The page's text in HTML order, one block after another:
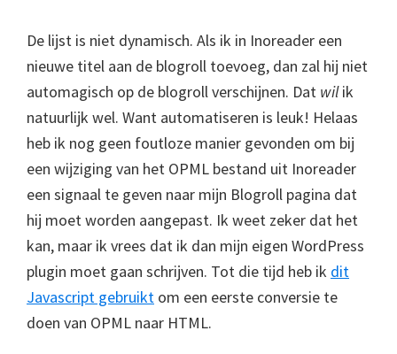
De lijst is niet dynamisch. Als ik in Inoreader een
nieuwe titel aan de blogroll toevoeg, dan zal hij niet
automagisch op de blogroll verschijnen. Dat wilik
natuurlijk wel. Want automatiseren is leuk! Helaas
heb ik nog geen foutloze manier gevonden om bij
een wijziging van het OPML bestand uit Inoreader
een signaal te geven naar mijn Blogroll pagina dat
hij moet worden aangepast. Ik weet zeker dat het
kan, maar ik vrees dat ik dan mijn eigen WordPress
plugin moet gaan schrijven. Tot die tijd heb ik dit
Javascript gebruikt om een eerste conversie te
doen van OPML naar HTML.